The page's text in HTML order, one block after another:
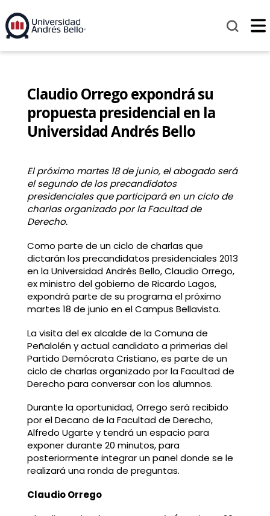
Claudio Orrego expondrá su
propuesta presidencial en la
Universidad Andrés Bello
El próximo martes 18 de junio, el abogado será
el segundo de los precandidatos
presidenciales que participará en un ciclo de
charlas organizado por la Facultad de
Derecho.
Como parte de un ciclo de charlas que
dictarán los precandidatos presidenciales 2013
en la Universidad Andrés Bello, Claudio Orrego,
ex ministro del gobierno de Ricardo Lagos,
expondrá parte de su programa el próximo
martes 18 de junio en el Campus Bellavista.
La visita del ex alcalde de la Comuna de
Peñalolén y actual candidato a primerias del
Partido Demócrata Cristiano, es parte de un
ciclo de charlas organizado por la Facultad de
Derecho para conversar con los alumnos.
Durante la oportunidad, Orrego será recibido
por el Decano de la Facultad de Derecho,
Alfredo Ugarte y tendrá un espacio para
exponer durante 20 minutos, para
posteriormente integrar un panel donde se le
realizará una ronda de preguntas.
Claudio Orrego